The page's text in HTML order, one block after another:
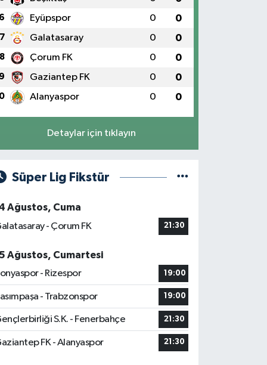
Eyüpspor 0 0
7 Galatasaray 0 0
8 Çorum FK 0 0
Gaziantep FK 0 0
Alanyaspor 0 0
Detaylar için tıklayın
Süper Lig Fikstür
Ağustos, Cuma
- Çorum FK
21:30
Ağustos, Cumartesi
- Rizespor
19:00
- Trabzonspor 19:00
S.K. - Fenerbahçe 21:30
FK - Alanyaspor 21:30